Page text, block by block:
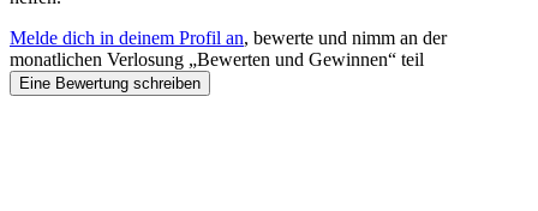
Melde dich in deinem Profil an, bewerte und nimm an der
monatlichen Verlosung „Bewerten und Gewinnen“ teil
Eine Bewertung schreiben